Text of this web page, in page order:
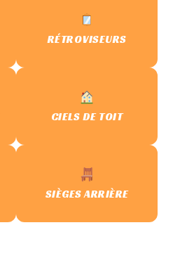
RÉTROVISEURS
CIELS DE TOIT
SIÈGES ARRIÈRE